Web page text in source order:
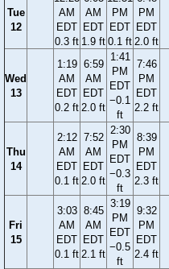
Tue
12
AM
EDT
0.3 ft
AM
EDT
1.9 ft
PM
EDT
0.1 ft
PM
EDT
2.0 ft
Wed
13
1:19
AM
EDT
0.2 ft
6:59
AM
EDT
2.0 ft
1:41
PM
EDT
−0.1
ft
7:46
PM
EDT
2.2 ft
Thu
14
2:12
AM
EDT
0.1 ft
7:52
AM
EDT
2.0 ft
2:30
PM
EDT
−0.3
ft
8:39
PM
EDT
2.3 ft
Fri
15
3:03
AM
EDT
0.1 ft
8:45
AM
EDT
2.1 ft
3:19
PM
EDT
−0.5
ft
9:32
PM
EDT
2.4 ft